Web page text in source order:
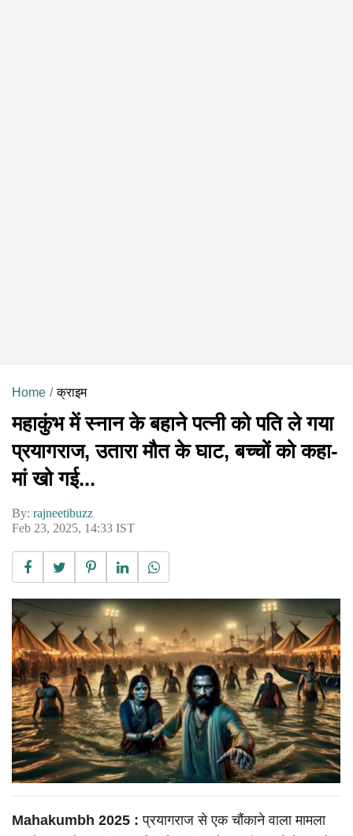
Home क्राइम
महाकुंभ में स्नान के बहाने पत्नी को पति ले गया
प्रयागराज, उतारा मौत के घाट, बच्चों को कहा-
मां खो गई...
By: rajneetibuzz
Feb 23, 2025, 14:33 IST
Mahakumbh 2025 :प्रयागराज से एक चौंकाने वाला मामला